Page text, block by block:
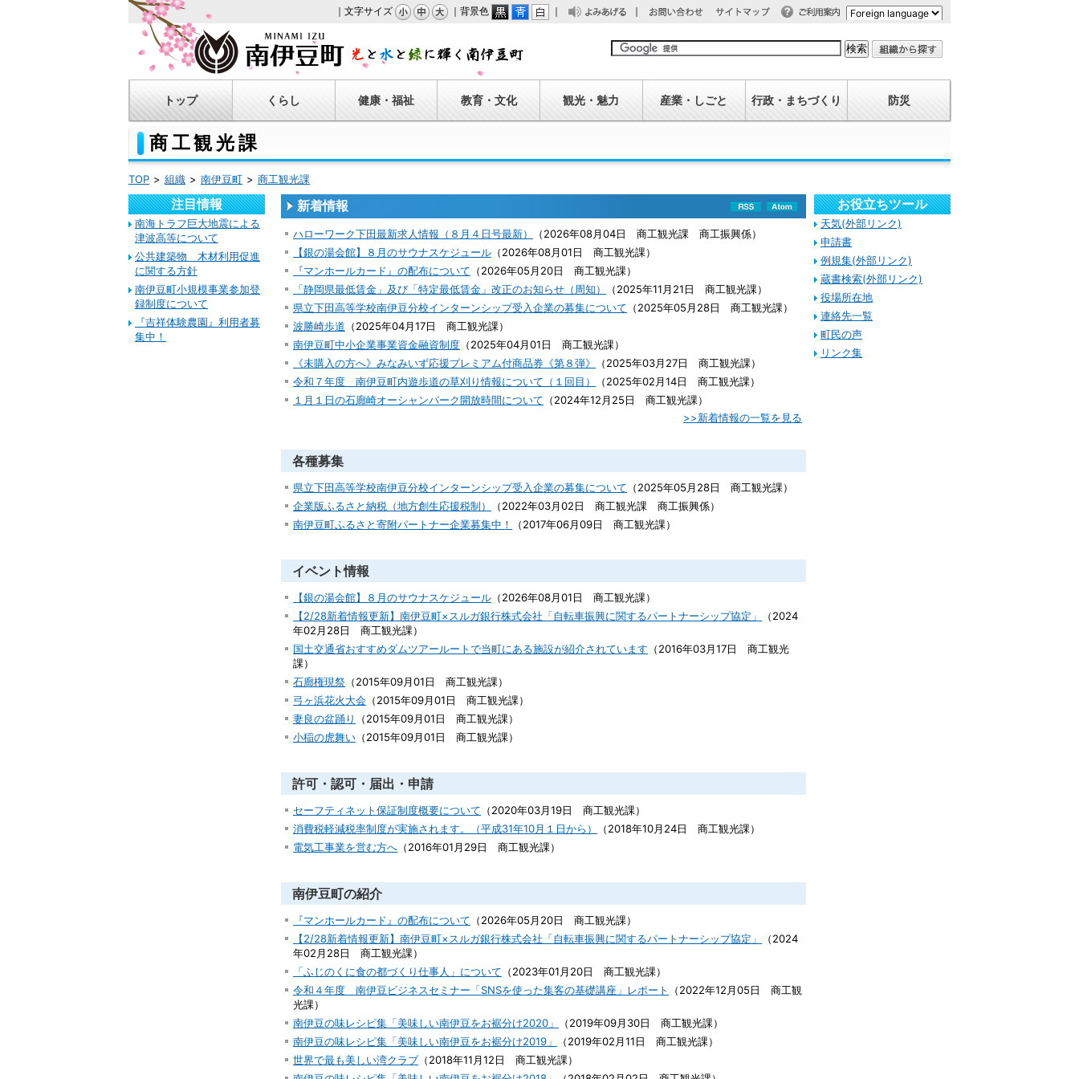
｜文字サイズ ｜背景色
｜
｜
トップ くらし 健康・福祉 教育・文化 観光・魅力 産業・しごと 行政・まちづくり 防災
商工観光課
TOP 組織 南伊豆町 商工観光課
SS
新着情報
ハローワーク下田最新求人情報（８月４日号最新） （2026年08月04日 商工観光課 商工振興係）
【銀の湯会館】８月のサウナスケジュール （2026年08月01日 商工観光課）
『マンホールカード』の配布について （2026年05月20日 商工観光課）
「静岡県最低賃金」及び「特定最低賃金」改正のお知らせ（周知）
（2025年11月21日 商工観光課）
県立下田高等学校南伊豆分校インターンシップ受入企業の募集について （2025年05月28日 商工観光課）
波勝崎歩道 （2025年04月17日 商工観光課）
南伊豆町中小企業事業資金融資制度 （2025年04月01日 商工観光課）
《未購入の方へ》みなみいず応援プレミアム付商品券《第８弾》
（2025年03月27日 商工観光課）
令和７年度 南伊豆町内遊歩道の草刈り情報について（１回目）
（2025年02月14日 商工観光課）
１月１日の石廊崎オーシャンパーク開放時間について （2024年12月25日 商工観光課）
>>新着情報の一覧を見る
各種募集
県立下田高等学校南伊豆分校インターンシップ受入企業の募集について （2025年05月28日 商工観光課）
企業版ふるさと納税（地方創生応援税制）
（2022年03月02日 商工観光課 商工振興係）
南伊豆町ふるさと寄附パートナー企業募集中！
（2017年06月09日 商工観光課）
イベント情報
【銀の湯会館】８月のサウナスケジュール （2026年08月01日 商工観光課）
【2/28新着情報更新】南伊豆町×スルガ銀行株式会社「自転車振興に関するパートナーシップ協定」
（2024
年02月28日
商工観光課）
国土交通省おすすめダムツアールートで当町にある施設が紹介されています （2016年03月17日
商工観光
課）
石廊権現祭 （2015年09月01日 商工観光課）
弓ヶ浜花火大会 （2015年09月01日 商工観光課）
妻良の盆踊り
（2015年09月01日 商工観光課）
小稲の虎舞い （2015年09月01日 商工観光課）
許可・認可・届出・申請
セーフティネット保証制度概要について （2020年03月19日 商工観光課）
消費税軽減税率制度が実施されます。（平成31年10月１日から）
（2018年10月24日 商工観光課）
電気工事業を営む方へ （2016年01月29日 商工観光課）
南伊豆町の紹介
『マンホールカード』の配布について （2026年05月20日 商工観光課）
【2/28新着情報更新】南伊豆町×スルガ銀行株式会社「自転車振興に関するパートナーシップ協定」
（2024
年02月28日
商工観光課）
「ふじのくに食の都づくり仕事人」について （2023年01月20日 商工観光課）
令和４年度 南伊豆ビジネスセミナー「SNSを使った集客の基礎講座」レポート
（2022年12月05日
商工観
光課）
南伊豆の味レシピ集「美味しい南伊豆をお裾分け2020」
（2019年09月30日 商工観光課）
南伊豆の味レシピ集「美味しい南伊豆をお裾分け2019」
（2019年02月11日 商工観光課）
世界で最も美しい湾クラブ （2018年11月12日 商工観光課）
注目情報
南海トラフ巨大地震による
津波高等について
公共建築物 木材利用促進
に関する方針
南伊豆町小規模事業参加登
録制度について
『吉祥体験農園』利用者募
集中！
お役立ちツール
天気(外部リンク)
申請書
例規集(外部リンク)
蔵書検索(外部リンク)
役場所在地
連絡先一覧
町民の声
リンク集